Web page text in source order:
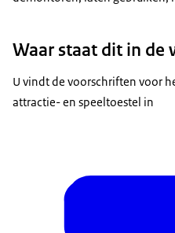
Waar staat dit in de
U vindt de voorschriften voor
attractie- en speeltoestel in